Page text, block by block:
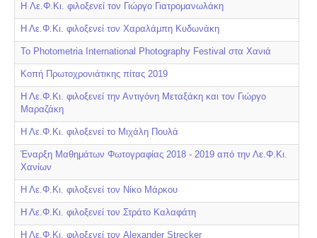
H Λε.Φ.Κι. φιλοξενεί τον Γιώργο Γιατρομανωλάκη
Η Λε.Φ.Κι. φιλοξενεί τον Χαραλάμπη Κυδωνάκη
Το Photometria International Photography Festival στα Χανιά
Κοπή Πρωτοχρονιάτικης πίτας 2019
Η Λε.Φ.Κι. φιλοξενεί την Αντιγόνη Μεταξάκη και τον Γιώργο
Μαραζάκη
Η Λε.Φ.Κι. φιλοξενεί το Μιχάλη Πουλά
Έναρξη Μαθημάτων Φωτογραφίας 2018 - 2019 από την Λε.Φ.Κι.
Χανίων
Η Λε.Φ.Κι. φιλοξενεί τον Νίκο Μάρκου
Η Λε.Φ.Κι. φιλοξενεί τον Στράτο Καλαφάτη
Η Λε.Φ.Κι. φιλοξενεί τον Alexander Strecker